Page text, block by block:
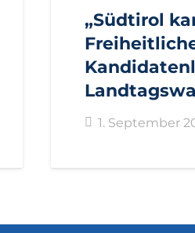
PRESSEMITTEILUNGEN
„Südtirol
1. September